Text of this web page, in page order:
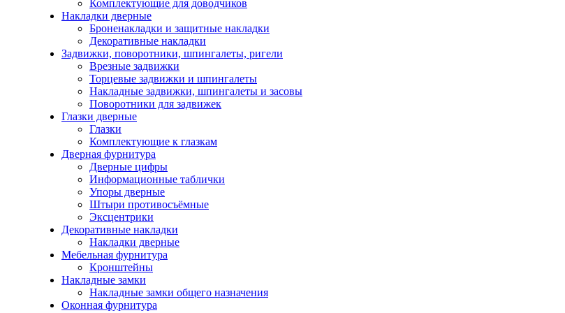
Комплектующие для доводчиков
Накладки дверные
Броненакладки и защитные накладки
Декоративные накладки
Задвижки, поворотники, шпингалеты, ригели
Врезные задвижки
Торцевые задвижки и шпингалеты
Накладные задвижки, шпингалеты и засовы
Поворотники для задвижек
Глазки дверные
Глазки
Комплектующие к глазкам
Дверная фурнитура
Дверные цифры
Информационные таблички
Упоры дверные
Штыри противосъёмные
Эксцентрики
Декоративные накладки
Накладки дверные
Мебельная фурнитура
Кронштейны
Накладные замки
Накладные замки общего назначения
Оконная фурнитура